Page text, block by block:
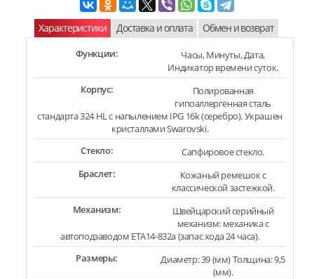
Характеристики Доставка и оплата Обмен и возврат
Функции:
Часы, Минуты, Дата,
Индикатор времени суток.
Корпус:
Полированная
гипоаллергенная сталь
стандарта 324 HL с напылением IPG 16k (серебро). Украшен
кристаллами Swarovski.
Стекло:
Сапфировое стекло.
Браслет:
Кожаный ремешок с
классической застежкой.
Механизм:
Швейцарский серийный
механизм: механика с
автоподзаводом ETA14-832a (запас хода 24 часа).
Размеры:
Диаметр: 39 (мм) Толщина: 9,5
(мм).